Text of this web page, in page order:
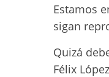
Estamos
sigan
Quizá
Félix